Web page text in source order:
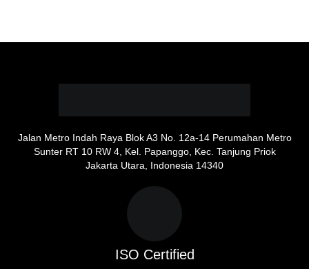
Jalan Metro Indah Raya Blok A3 No. 12a-14 Perumahan Metro
Sunter RT 10 RW 4, Kel. Papanggo, Kec. Tanjung Priok
Jakarta Utara, Indonesia 14340
ISO Certified